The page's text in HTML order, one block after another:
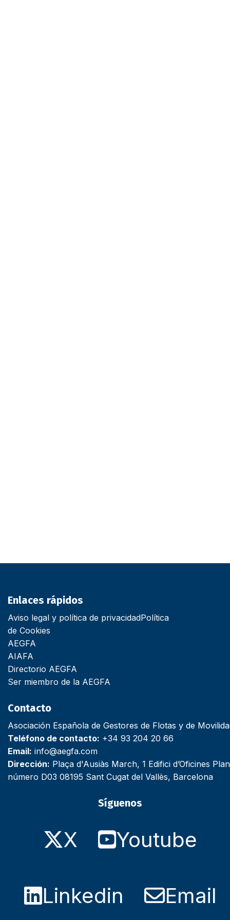
Enlaces rápidos
Aviso legal y política de privacidadPolítica
de Cookies
AEGFA
AIAFA
Directorio AEGFA
Ser miembro de la AEGFA
Contacto
Asociación Española de Gestores de Flotas y de
Teléfono de contacto: +34 93 204 20 66
Email: info@aegfa.com
Dirección: Plaça d'Ausiàs March, 1 Edifici d’Oficines
número D03 08195 Sant Cugat del Vallès, Barcelona
Síguenos
X Youtube
Linkedin Email